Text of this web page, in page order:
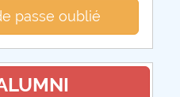
passe oublié